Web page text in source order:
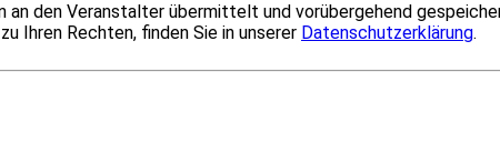
an den Veranstalter übermittelt und vorübergehend
Ihren Rechten, finden Sie in unserer Datenschutzerklärung.